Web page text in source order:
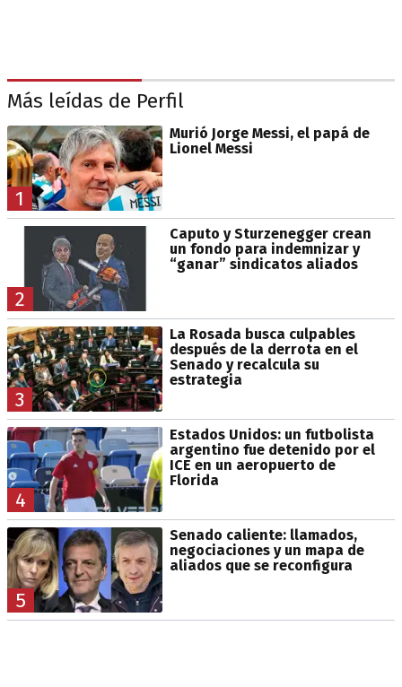
Más leídas de Perfil
1
Murió Jorge Messi, el papá de
Lionel Messi
2
Caputo y Sturzenegger crean
un fondo para indemnizar y
“ganar” sindicatos aliados
3
La Rosada busca culpables
después de la derrota en el
Senado y recalcula su
estrategia
4
Estados Unidos: un futbolista
argentino fue detenido por el
ICE en un aeropuerto de
Florida
5
Senado caliente: llamados,
negociaciones y un mapa de
aliados que se reconfigura